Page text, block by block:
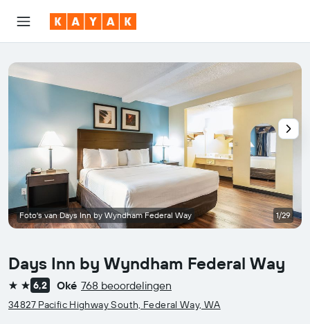
Days Inn by Wyndham Federal Way
2 sterren
6,2 Oké 768 beoordelingen
34827 Pacific Highway South, Federal Way, WA
Foto's van Days Inn by Wyndham Federal Way 1/29